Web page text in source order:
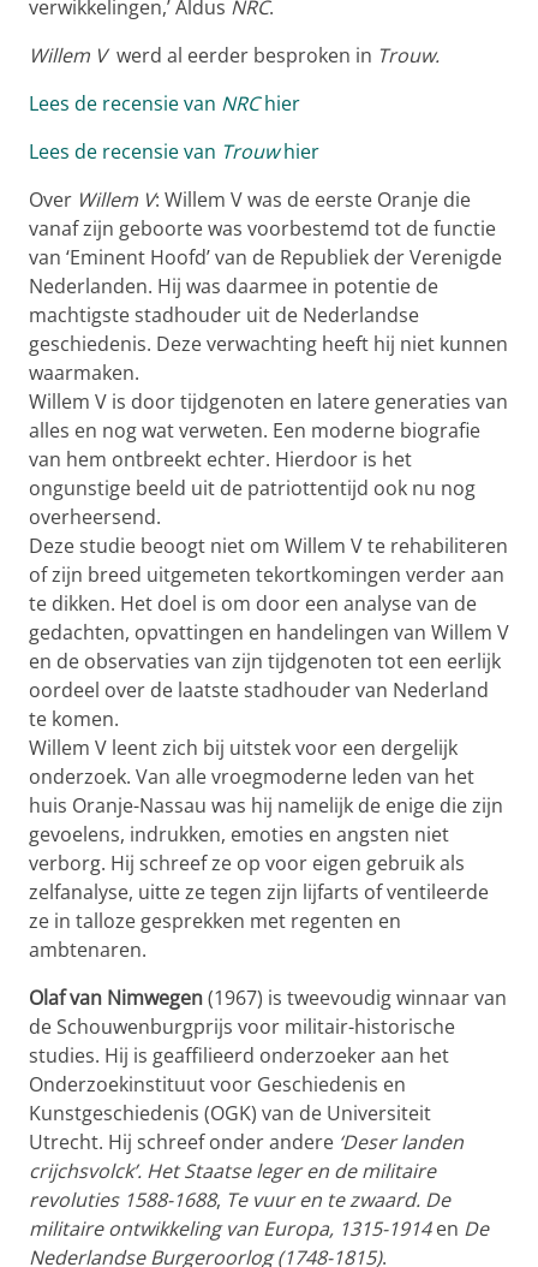
verwikkelingen,’ Aldus NRC.
Willem Vwerd al eerder besproken in Trouw.
Lees de recensie van NRChier
Lees de recensie van Trouwhier
Over Willem V: Willem V was de eerste Oranje die
vanaf zijn geboorte was voorbestemd tot de functie
van ‘Eminent Hoofd’ van de Republiek der Verenigde
Nederlanden. Hij was daarmee in potentie de
machtigste stadhouder uit de Nederlandse
geschiedenis. Deze verwachting heeft hij niet kunnen
waarmaken.
Willem V is door tijdgenoten en latere generaties van
alles en nog wat verweten. Een moderne biografie
van hem ontbreekt echter. Hierdoor is het
ongunstige beeld uit de patriottentijd ook nu nog
overheersend.
Deze studie beoogt niet om Willem V te rehabiliteren
of zijn breed uitgemeten tekortkomingen verder aan
te dikken. Het doel is om door een analyse van de
gedachten, opvattingen en handelingen van Willem V
en de observaties van zijn tijdgenoten tot een eerlijk
oordeel over de laatste stadhouder van Nederland
te komen.
Willem V leent zich bij uitstek voor een dergelijk
onderzoek. Van alle vroegmoderne leden van het
huis Oranje-Nassau was hij namelijk de enige die zijn
gevoelens, indrukken, emoties en angsten niet
verborg. Hij schreef ze op voor eigen gebruik als
zelfanalyse, uitte ze tegen zijn lijfarts of ventileerde
ze in talloze gesprekken met regenten en
ambtenaren.
Olaf van Nimwegen(1967) is tweevoudig winnaar van
de Schouwenburgprijs voor militair-historische
studies. Hij is geaffilieerd onderzoeker aan het
Onderzoekinstituut voor Geschiedenis en
Kunstgeschiedenis (OGK) van de Universiteit
Utrecht. Hij schreef onder andere ‘Deser landen
crijchsvolck’. Het Staatse leger en de militaire
revoluties 1588-1688, Te vuur en te zwaard. De
militaire ontwikkeling van Europa, 1315-1914en De
Nederlandse Burgeroorlog (1748-1815).